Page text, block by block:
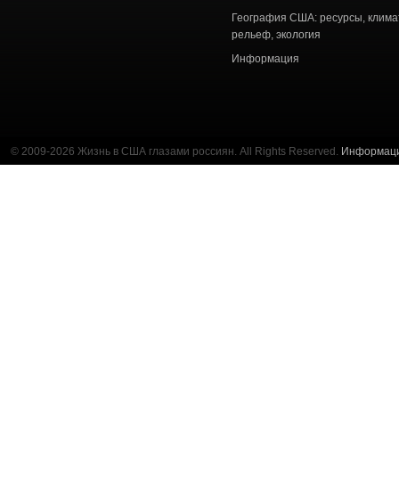
География США: ресурсы,
рельеф, экология
Информация
© 2009-2026 Жизнь в США глазами россиян. All Rights Reserved.